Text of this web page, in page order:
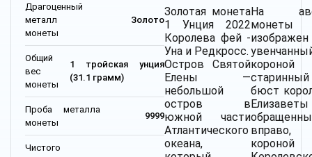
Драгоценный
металл
монеты
Золото
Общий
вес
монеты
1 тройская унция
(31.1 грамм)
Проба металла
монеты
9999
Чистого
Золотая монета
1 Унция 2022
Королева фей -
Уна и Редкросс.
Остров Святой
Елены —
небольшой
остров в
южной части
Атлантического
океана,
На
монеты
изображен
короной
старинный
бюст